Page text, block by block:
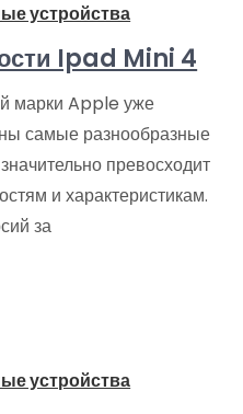
устройства
Ipad Mini 4
марки Apple уже
самые разнообразные
превосходит
и характеристикам.
за
устройства